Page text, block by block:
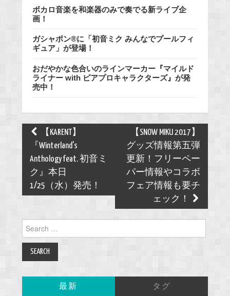
ボカロ音楽を和楽器のみで奏でる新ライブ企
画！
ガシャポン®に「初音ミク みんなでプールフィ
ギュア」が登場！
おだやかな色合いのラインマーカー『マイルド
ライナー with ピアプロキャラクターズ』が発
売中！
Post
navigation
【KARENT】
『Winterland's
Anthology feat. 初音ミ
ク』本日
1/25（水）発売！
【SNOW MIKU 2017】
グッズ情報第五弾
更新！フリーペー
パー情報やコラボ
フェア情報も要チ
ェック！
for:
最新 タグ